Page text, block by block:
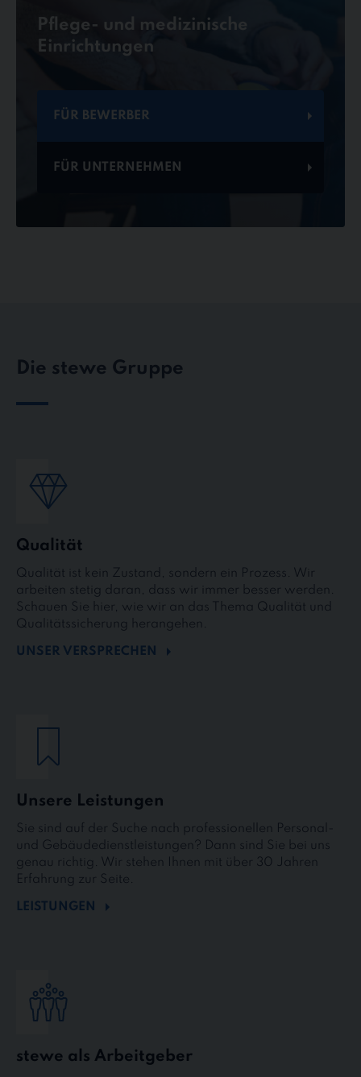
Pflege- und medizinische
Einrichtungen
FÜR BEWERBER
FÜR UNTERNEHMEN
Die stewe Gruppe
Qualität
Qualität ist kein Zustand, sondern ein Prozess. Wir
arbeiten stetig daran, dass wir immer besser werden.
Schauen Sie hier, wie wir an das Thema Qualität und
Qualitätssicherung herangehen.
UNSER VERSPRECHEN
Unsere Leistungen
Sie sind auf der Suche nach professionellen Personal-
und Gebäudedienstleistungen? Dann sind Sie bei uns
genau richtig. Wir stehen Ihnen mit über 30 Jahren
Erfahrung zur Seite.
LEISTUNGEN
stewe als Arbeitgeber